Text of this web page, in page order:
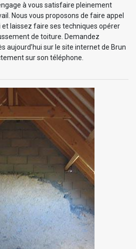
à vous satisfaire pleinement
Nous vous proposons de faire appel
et laissez faire ses techniques opérer
de toiture. Demandez
aujourd’hui sur le site internet de Brun
sur son téléphone.